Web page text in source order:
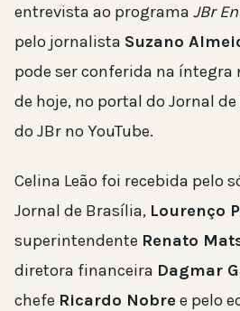
entrevista ao programa JBr
pelo jornalista Suzano
pode ser conferida na íntegra
de hoje, no portal do Jornal
do JBr no YouTube.
Celina Leão foi recebida pelo
Jornal de Brasília, Lourenço
superintendente Renato
diretora financeira Dagmar
chefe Ricardo Nobre e pelo